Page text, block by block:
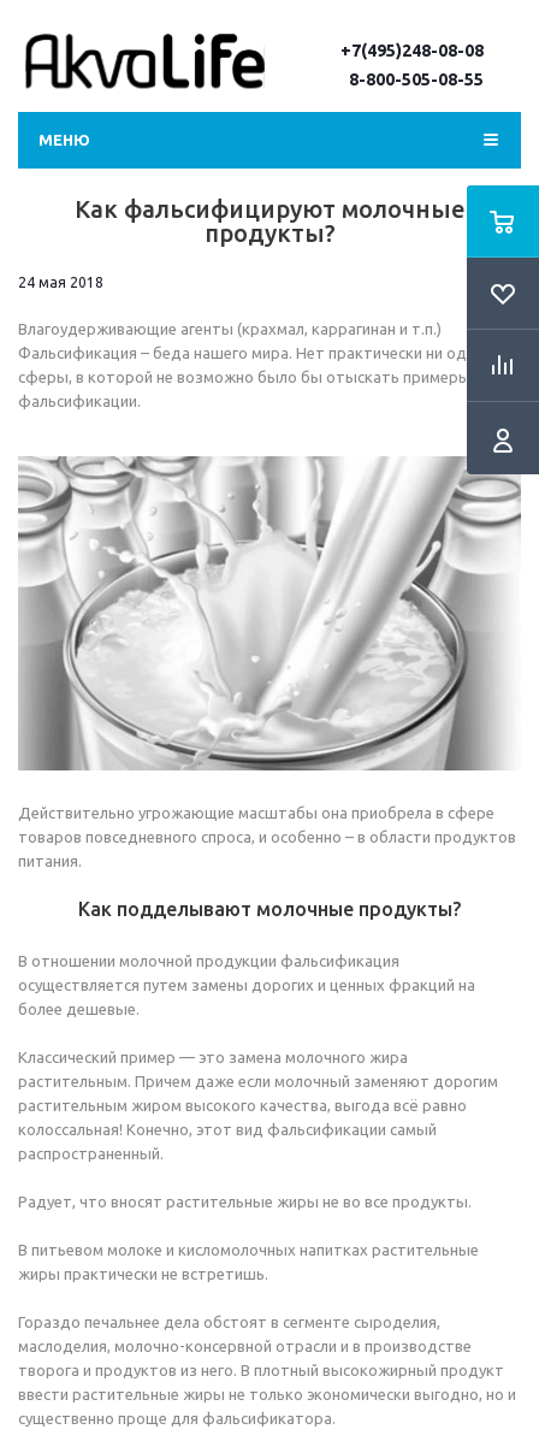
+7(495)248-08-08
8-800-505-08-55
МЕНЮ
Как фальсифицируют молочные
продукты?
24 мая 2018
Влагоудерживающие агенты (крахмал, каррагинан и т.п.)
Фальсификация – беда нашего мира. Нет практически ни одной
сферы, в которой не возможно было бы отыскать примеры
фальсификации.
Действительно угрожающие масштабы она приобрела в сфере
товаров повседневного спроса, и особенно – в области продуктов
питания.
Как подделывают молочные продукты?
В отношении молочной продукции фальсификация
осуществляется путем замены дорогих и ценных фракций на
более дешевые.
Классический пример — это замена молочного жира
растительным. Причем даже если молочный заменяют дорогим
растительным жиром высокого качества, выгода всё равно
колоссальная! Конечно, этот вид фальсификации самый
распространенный.
Радует, что вносят растительные жиры не во все продукты.
В питьевом молоке и кисломолочных напитках растительные
жиры практически не встретишь.
Гораздо печальнее дела обстоят в сегменте сыроделия,
маслоделия, молочно-консервной отрасли и в производстве
творога и продуктов из него. В плотный высокожирный продукт
ввести растительные жиры не только экономически выгодно, но и
существенно проще для фальсификатора.